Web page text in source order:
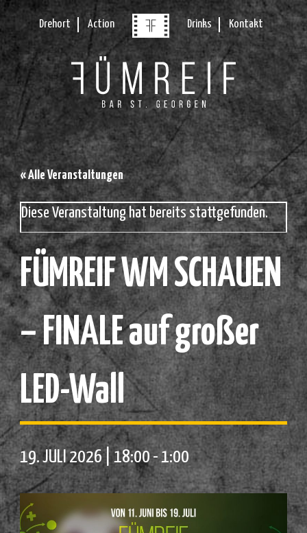
Drehort Action Drinks Kontakt
« Alle Veranstaltungen
Diese Veranstaltung hat bereits stattgefunden.
FÜMREIF WM SCHAUEN
– FINALE auf großer
LED-Wall
19. JULI 2026 | 18:00-1:00